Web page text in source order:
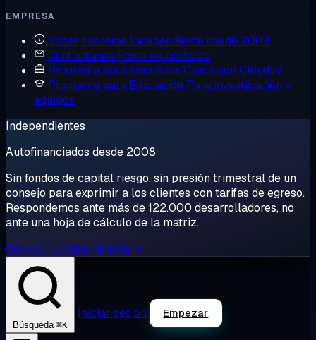
EMPRESA
Sobre nosotros Independiente desde 2008
Contáctanos Ponte en contacto
Programa para empresas Crece con Cloudzy
Programa para Educación Para investigación y
equipos
Independientes
Autofinanciados desde 2008
Sin fondos de capital riesgo, sin presión trimestral de un
consejo para exprimir a los clientes con tarifas de egreso.
Respondemos ante más de 122.000 desarrolladores, no
ante una hoja de cálculo de la matriz.
Conoce nuestra historia →
Búsqueda ⌘K
Iniciar sesión Empezar